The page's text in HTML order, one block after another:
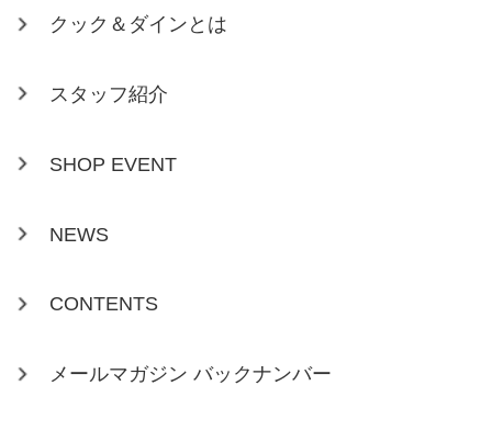
クック＆ダインとは
スタッフ紹介
SHOP EVENT
NEWS
CONTENTS
メールマガジン バックナンバー